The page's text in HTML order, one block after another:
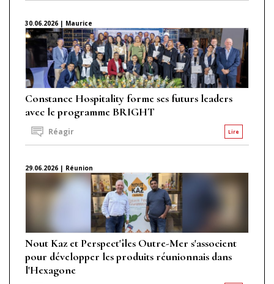
30.06.2026 | Maurice
Constance Hospitality forme ses futurs leaders
avec le programme BRIGHT
Lire
Réagir
29.06.2026 | Réunion
Nout Kaz et Perspect'îles Outre-Mer s'associent
pour développer les produits réunionnais dans
l'Hexagone